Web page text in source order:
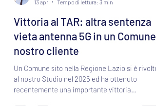
13 apr
Tempo di lettura: 3 min
Vittoria al TAR: altra sentenza
vieta antenna 5G in un Comune
nostro cliente
Un Comune sito nella Regione Lazio si è rivolto